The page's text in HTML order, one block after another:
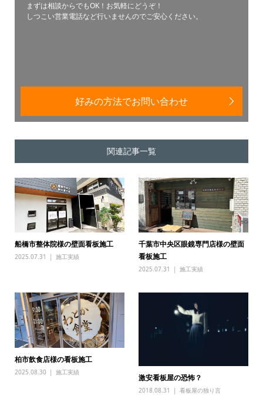
まずは相談からでもOK！お気軽にどうぞ！
しつこい営業電話など行いませんのでご安心ください。
好みの方法でお問い合わせ
関連記事一覧
船橋市整体院様の壁面看板施工
2025.07.31 施工実績
千葉市中央区眼鏡専門店様の壁面
看板施工
2025.07.31 施工実績
柏市飲食店様の看板施工
2025.08.30 施工実績
激安看板屋の恐怖？
2018.08.31 看板屋の独り言